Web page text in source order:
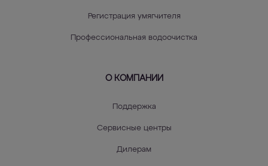
Регистрация умягчителя
Профессиональная водоочистка
О КОМПАНИИ
Поддержка
Сервисные центры
Дилерам